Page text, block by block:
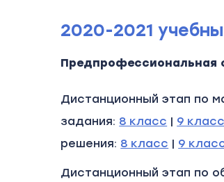
2020-2021
Предпрофессиональная
Дистанционный этап по
задания: 8 класс | 9 класс
решения: 8 класс | 9
Дистанционный этап по